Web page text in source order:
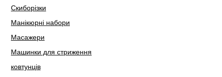
Скиборізки
Манікюрні набори
Масажери
Машинки для стриження
ковтунців